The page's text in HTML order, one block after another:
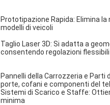
Prototipazione Rapida: Elimina
modelli di veicoli
Taglio Laser 3D: Si adatta a
consentendo regolazioni
Pannelli della Carrozzeria e Parti
porte, cofani e componenti del
Sistemi di Scarico e Staffe:
minima